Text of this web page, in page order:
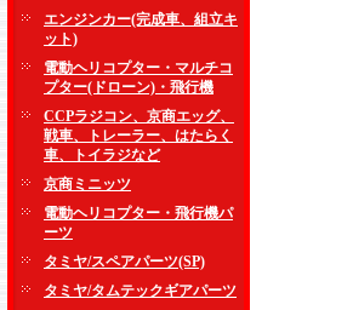
エンジンカー(完成車、組立キ
ット)
電動ヘリコプター・マルチコ
プター(ドローン)・飛行機
CCPラジコン、京商エッグ、
戦車、トレーラー、はたらく
車、トイラジなど
京商ミニッツ
電動ヘリコプター・飛行機パ
ーツ
タミヤ/スペアパーツ(SP)
タミヤ/タムテックギアパーツ